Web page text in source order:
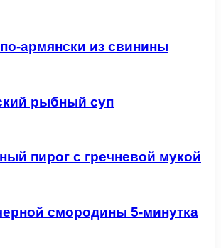
армянски из свинины
рыбный суп
пирог с гречневой мукой
смородины 5-минутка